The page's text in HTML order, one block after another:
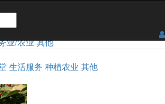
电
汽车及配件
业/农业其他
生活服务 种植农业 其他